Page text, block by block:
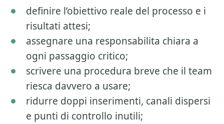
definire l’obiettivo reale del processo e i
risultati attesi;
assegnare una responsabilita chiara a
ogni passaggio critico;
scrivere una procedura breve che il team
riesca davvero a usare;
ridurre doppi inserimenti, canali dispersi
e punti di controllo inutili;